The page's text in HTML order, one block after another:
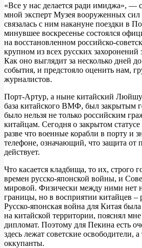
«Все у нас делается ради имиджа», —
мной эксперт Музея вооруженных
связалась с ним накануне поездки в
минувшее воскресенье состоялся
на восстановленном российско-
крупном из всех русских захоронений
Как оно выглядит за несколько дней
события, и предстояло оценить нам,
журналистов.
Порт-Артур, а ныне китайский
база китайского ВМФ, был закрытым
было нельзя не только российским
китайцам. Сегодня о закрытом
разве что военные корабли в порту и
телефоне, означающий, что защита от
действует.
Что касается кладбища, то их, строго
времен русско-японской войны, и
мировой. Физически между ними нет
границы, но в восприятии китайцев –
Русско-японская война для Китая
на китайской территории, пояснял
дипломат. Поэтому для Пекина есть
здесь лежат советские освободители,
оккупанты.